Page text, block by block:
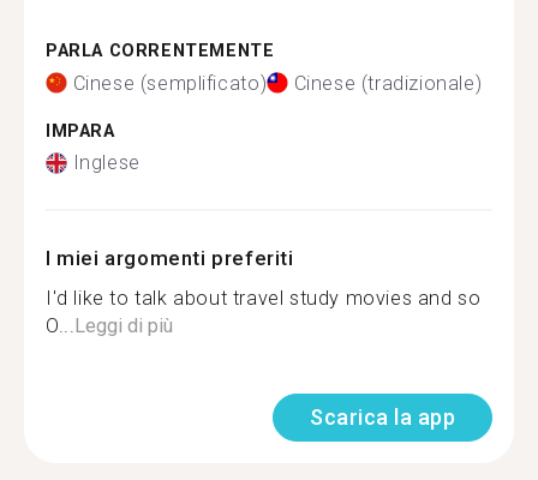
PARLA CORRENTEMENTE
Cinese (semplificato) Cinese (tradizionale)
IMPARA
Inglese
I miei argomenti preferiti
I'd like to talk about travel study movies and so
O...Leggi di più
Scarica la app